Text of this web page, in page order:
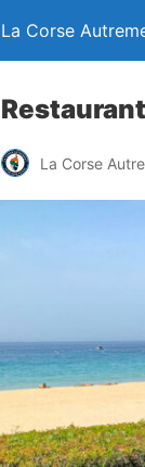
La Corse
La Corse